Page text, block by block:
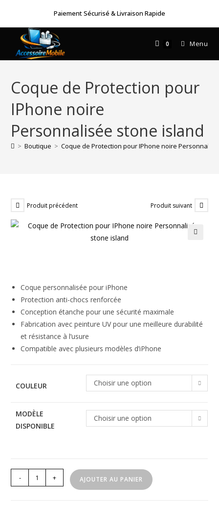
content
Paiement Sécurisé & Livraison Rapide
0 Menu
Coque de Protection pour
IPhone noire
Personnalisée stone island
> Boutique > Coque de Protection pour IPhone noire
Produit précédent Produit suivant
Coque personnalisée pour iPhone
Protection anti-chocs renforcée
Conception étanche pour une sécurité maximale
Fabrication avec peinture UV pour une meilleure durabilité
et résistance à l’usure
Compatible avec plusieurs modèles d’iPhone
COULEUR Choisir une option
MODÈLE
DISPONIBLE
Choisir une option
quantité
de
- + AJOUTER AU PANIER